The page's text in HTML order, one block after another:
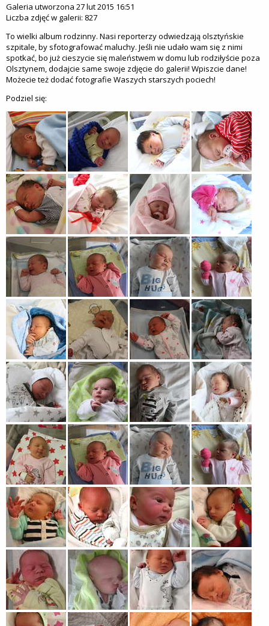
Galeria utworzona 27 lut 2015 16:51
Liczba zdjęć w galerii: 827
To wielki album rodzinny. Nasi reporterzy odwiedzają olsztyńskie
szpitale, by sfotografować maluchy. Jeśli nie udało wam się z nimi
spotkać, bo już cieszycie się maleństwem w domu lub rodziłyście poza
Olsztynem, dodajcie same swoje zdjęcie do galerii! Wpiszcie dane!
Możecie też dodać fotografie Waszych starszych pociech!
Podziel się: